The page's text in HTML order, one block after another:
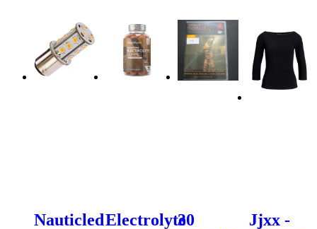
NauticledElectrolyte30
Jjxx -